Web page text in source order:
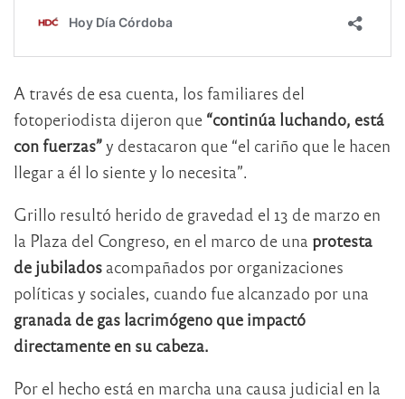
A través de esa cuenta, los familiares del
fotoperiodista dijeron que “continúa luchando, está
con fuerzas”y destacaron que “el cariño que le hacen
llegar a él lo siente y lo necesita”.
Grillo resultó herido de gravedad el 13 de marzo en
la Plaza del Congreso, en el marco de una protesta
de jubilados acompañados por organizaciones
políticas y sociales, cuando fue alcanzado por una
granada de gas lacrimógeno que impactó
directamente en su cabeza.
Por el hecho está en marcha una causa judicial en la